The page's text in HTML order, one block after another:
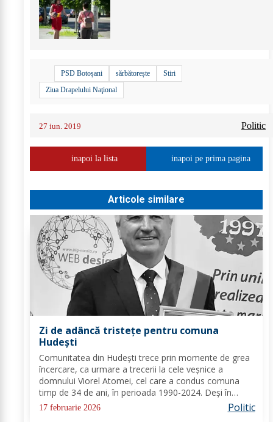
PSD Botoșani sărbătorește
Stiri
Ziua Drapelului Naţional
27 iun. 2019 Politic
inapoi la lista inapoi pe prima pagina
Articole similare
Zi de adâncă tristețe pentru comuna
Hudești
Comunitatea din Hudești trece prin momente de grea
încercare, ca urmare a trecerii la cele veșnice a
domnului Viorel Atomei, cel care a condus comuna
timp de 34 de ani, în perioada 1990-2024. Deși în
ultima perioadă s-a confruntat cu probleme de
sănătate, vestea dispariției sale a adus multă durere...
17 februarie 2026 Politic